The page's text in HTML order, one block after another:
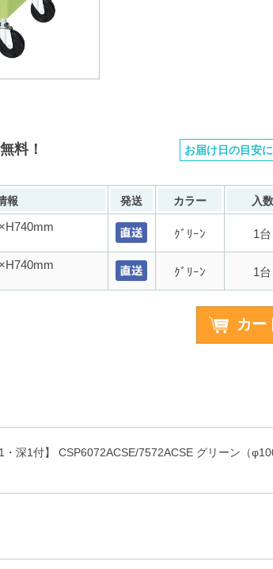
料！ お届け日の目安
報 発送 カラー 入数
ｸﾞﾘｰﾝ 1台
ｸﾞﾘｰﾝ 1台
深1付】 CSP6072ACSE/7572ACSE グリーン（